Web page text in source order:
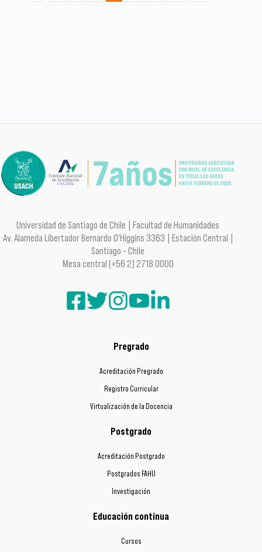
Universidad de Santiago de Chile | Facultad de Humanidades
Av. Alameda Libertador Bernardo O'Higgins 3363 | Estación Central |
Santiago - Chile
Mesa central (+56 2) 2718 0000
Pregrado
Acreditación Pregrado
Registro Curricular
Virtualización de la Docencia
Postgrado
Acreditación Postgrado
Postgrados FAHU
Investigación
Educación continua
Cursos